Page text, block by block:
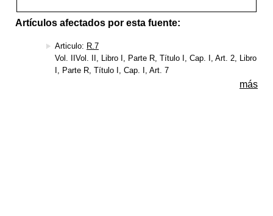
Artículos afectados por esta fuente:
Articulo: R.7
Vol. IIVol. II, Libro I, Parte R, Título I, Cap. I, Art. 2, Libro
I, Parte R, Título I, Cap. I, Art. 7
más